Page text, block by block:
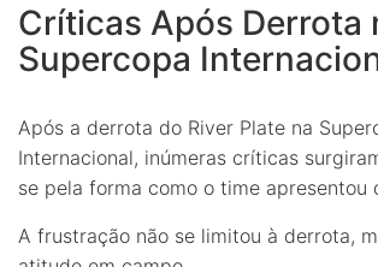
Críticas Após Derrota
Supercopa
Após a derrota do River Plate na
Internacional, inúmeras críticas
se pela forma como o time apresentou
A frustração não se limitou à derrota,